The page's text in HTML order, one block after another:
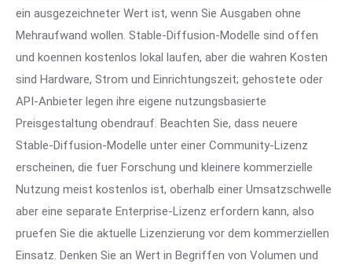
ein ausgezeichneter Wert ist, wenn Sie Ausgaben ohne
Mehraufwand wollen. Stable-Diffusion-Modelle sind offen
und koennen kostenlos lokal laufen, aber die wahren Kosten
sind Hardware, Strom und Einrichtungszeit; gehostete oder
API-Anbieter legen ihre eigene nutzungsbasierte
Preisgestaltung obendrauf. Beachten Sie, dass neuere
Stable-Diffusion-Modelle unter einer Community-Lizenz
erscheinen, die fuer Forschung und kleinere kommerzielle
Nutzung meist kostenlos ist, oberhalb einer Umsatzschwelle
aber eine separate Enterprise-Lizenz erfordern kann, also
pruefen Sie die aktuelle Lizenzierung vor dem kommerziellen
Einsatz. Denken Sie an Wert in Begriffen von Volumen und